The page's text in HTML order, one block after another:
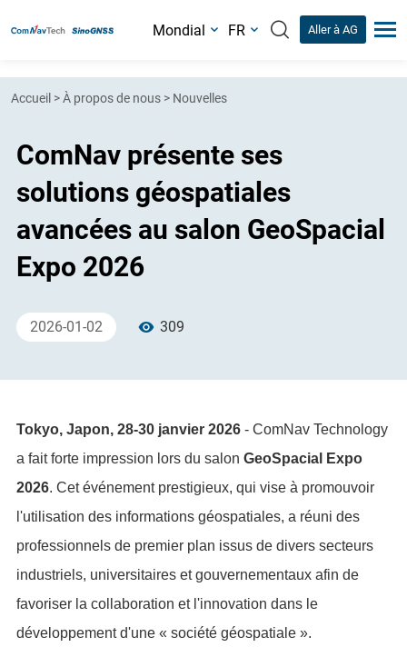
Mondial FR Aller à AG
Accueil >À propos de nous > Nouvelles
ComNav présente ses
solutions géospatiales
avancées au salon GeoSpacial
Expo 2026
2026-01-02 309
Tokyo, Japon, 28-30 janvier 2026- ComNav Technology
a fait forte impression lors du salon GeoSpacial Expo
2026. Cet événement prestigieux, qui vise à promouvoir
l'utilisation des informations géospatiales, a réuni des
professionnels de premier plan issus de divers secteurs
industriels, universitaires et gouvernementaux afin de
favoriser la collaboration et l'innovation dans le
développement d'une « société géospatiale ».